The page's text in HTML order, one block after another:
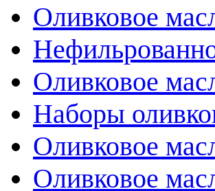
Оливковое
Оливковое
Наборы
Оливковое
Оливковое